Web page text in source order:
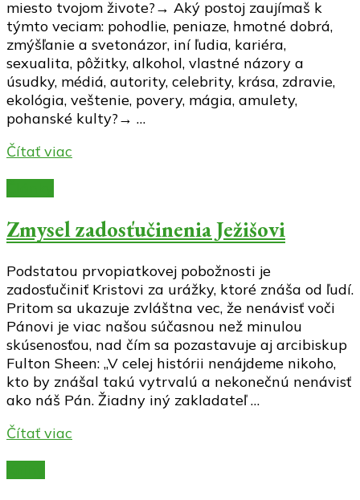
miesto tvojom živote?→ Aký postoj zaujímaš k
týmto veciam: pohodlie, peniaze, hmotné dobrá,
zmýšľanie a svetonázor, iní ľudia, kariéra,
sexualita, pôžitky, alkohol, vlastné názory a
úsudky, médiá, autority, celebrity, krása, zdravie,
ekológia, veštenie, povery, mágia, amulety,
pohanské kulty?→ …
Čítať viac
Zmysel zadosťučinenia Ježišovi
Podstatou prvopiatkovej pobožnosti je
zadosťučiniť Kristovi za urážky, ktoré znáša od ľudí.
Pritom sa ukazuje zvláštna vec, že nenávisť voči
Pánovi je viac našou súčasnou než minulou
skúsenosťou, nad čím sa pozastavuje aj arcibiskup
Fulton Sheen: „V celej histórii nenájdeme nikoho,
kto by znášal takú vytrvalú a nekonečnú nenávisť
ako náš Pán. Žiadny iný zakladateľ …
Čítať viac